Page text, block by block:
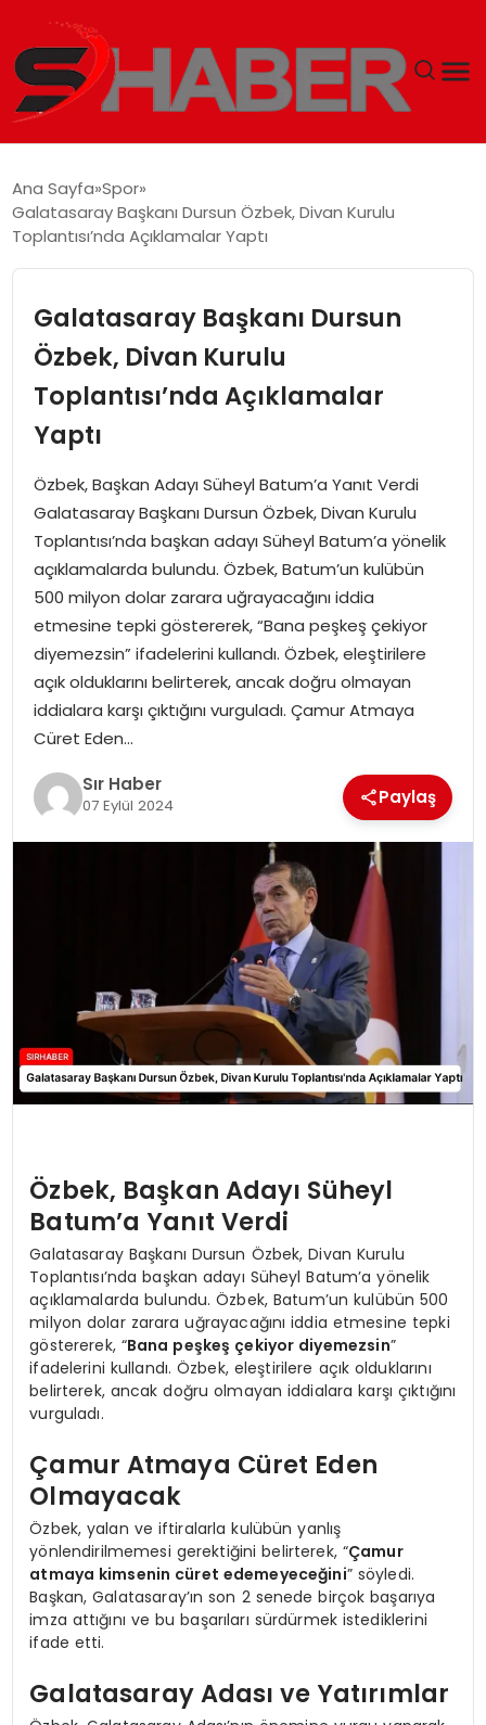
MAGAZIN
SPOR
EKONOMI
SIYASET
EĞITIM
YAŞAM
Ana Sayfa Spor
Galatasaray Başkanı Dursun Özbek, Divan Kurulu
Toplantısı’nda Açıklamalar Yaptı
Galatasaray Başkanı Dursun
Özbek, Divan Kurulu
Toplantısı’nda Açıklamalar
Yaptı
Özbek, Başkan Adayı Süheyl Batum’a Yanıt Verdi
Galatasaray Başkanı Dursun Özbek, Divan Kurulu
Toplantısı’nda başkan adayı Süheyl Batum’a yönelik
açıklamalarda bulundu. Özbek, Batum’un kulübün
500 milyon dolar zarara uğrayacağını iddia
etmesine tepki göstererek, “Bana peşkeş çekiyor
diyemezsin” ifadelerini kullandı. Özbek, eleştirilere
açık olduklarını belirterek, ancak doğru olmayan
iddialara karşı çıktığını vurguladı. Çamur Atmaya
Cüret Eden…
Sır Haber
07 Eylül 2024 Paylaş
Özbek, Başkan Adayı Süheyl
Batum’a Yanıt Verdi
Galatasaray Başkanı Dursun Özbek, Divan Kurulu
Toplantısı’nda başkan adayı Süheyl Batum’a yönelik
açıklamalarda bulundu. Özbek, Batum’un kulübün 500
milyon dolar zarara uğrayacağını iddia etmesine tepki
göstererek, “Bana peşkeş çekiyor diyemezsin”
ifadelerini kullandı. Özbek, eleştirilere açık olduklarını
belirterek, ancak doğru olmayan iddialara karşı çıktığını
vurguladı.
Çamur Atmaya Cüret Eden
Olmayacak
Özbek, yalan ve iftiralarla kulübün yanlış
yönlendirilmemesi gerektiğini belirterek, “Çamur
atmaya kimsenin cüret edemeyeceğini” söyledi.
Başkan, Galatasaray’ın son 2 senede birçok başarıya
imza attığını ve bu başarıları sürdürmek istediklerini
ifade etti.
Galatasaray Adası ve Yatırımlar